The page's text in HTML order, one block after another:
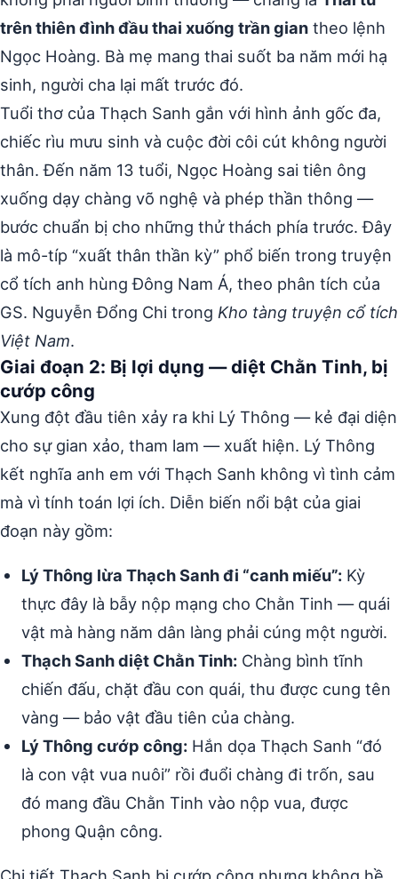
trên thiên đình đầu thai xuống trần gian theo lệnh
Ngọc Hoàng. Bà mẹ mang thai suốt ba năm mới hạ
sinh, người cha lại mất trước đó.
Tuổi thơ của Thạch Sanh gắn với hình ảnh gốc đa,
chiếc rìu mưu sinh và cuộc đời côi cút không người
thân. Đến năm 13 tuổi, Ngọc Hoàng sai tiên ông
xuống dạy chàng võ nghệ và phép thần thông —
bước chuẩn bị cho những thử thách phía trước. Đây
là mô-típ “xuất thân thần kỳ” phổ biến trong truyện
cổ tích anh hùng Đông Nam Á, theo phân tích của
GS. Nguyễn Đổng Chi trong Kho tàng truyện cổ tích
Việt Nam.
Giai đoạn 2: Bị lợi dụng — diệt Chằn Tinh, bị
cướp công
Xung đột đầu tiên xảy ra khi Lý Thông — kẻ đại diện
cho sự gian xảo, tham lam — xuất hiện. Lý Thông
kết nghĩa anh em với Thạch Sanh không vì tình cảm
mà vì tính toán lợi ích. Diễn biến nổi bật của giai
đoạn này gồm:
Lý Thông lừa Thạch Sanh đi “canh miếu”: Kỳ
thực đây là bẫy nộp mạng cho Chằn Tinh — quái
vật mà hàng năm dân làng phải cúng một người.
Thạch Sanh diệt Chằn Tinh: Chàng bình tĩnh
chiến đấu, chặt đầu con quái, thu được cung tên
vàng — bảo vật đầu tiên của chàng.
Lý Thông cướp công: Hắn dọa Thạch Sanh “đó
là con vật vua nuôi” rồi đuổi chàng đi trốn, sau
đó mang đầu Chằn Tinh vào nộp vua, được
phong Quận công.